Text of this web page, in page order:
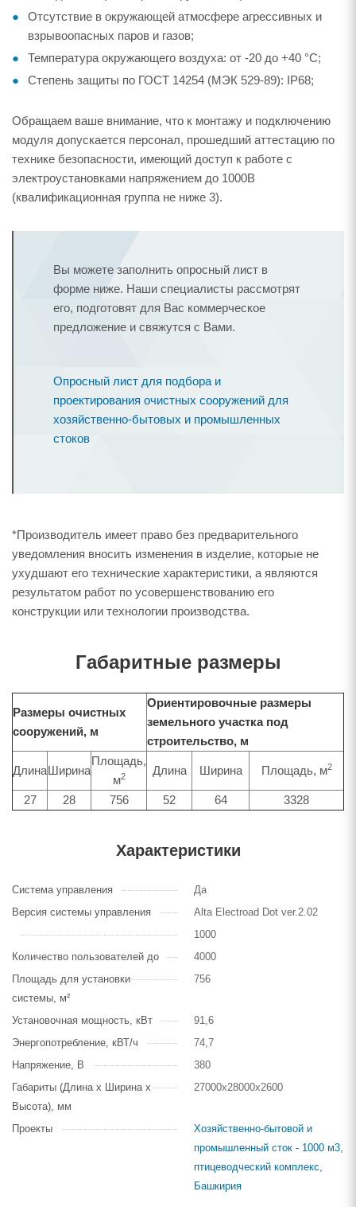
Отсутствие в окружающей атмосфере агрессивных и
взрывоопасных паров и газов;
Температура окружающего воздуха: от -20 до +40 °С;
Степень защиты по ГОСТ 14254 (МЭК 529-89): IP68;
Обращаем ваше внимание, что к монтажу и подключению
модуля допускается персонал, прошедший аттестацию по
технике безопасности, имеющий доступ к работе с
электроустановками напряжением до 1000В
(квалификационная группа не ниже 3).
Вы можете заполнить опросный лист в
форме ниже. Наши специалисты рассмотрят
его, подготовят для Вас коммерческое
предложение и свяжутся с Вами.
Опросный лист для подбора и
проектирования очистных сооружений для
хозяйственно-бытовых и промышленных
стоков
*Производитель имеет право без предварительного
уведомления вносить изменения в изделие, которые не
ухудшают его технические характеристики, а являются
результатом работ по усовершенствованию его
конструкции или технологии производства.
Габаритные размеры
Размеры очистных
сооружений, м
Ориентировочные размеры
земельного участка под
строительство, м
ДлинаШирина
Площадь,
м2 Длина Ширина Площадь, м2
27 28 756 52 64 3328
Характеристики
Система управления
Да
Версия системы управления
Alta Electroad Dot ver.2.02
1000
Количество пользователей до
4000
Площадь для установки
системы, м²
756
Установочная мощность, кВт
91,6
Энергопотребление, кВТ/ч
74,7
Напряжение, В
380
Габариты (Длина х Ширина х
Высота), мм
27000х28000х2600
Проекты
Хозяйственно-бытовой и
промышленный сток - 1000 м3,
птицеводческий комплекс,
Башкирия